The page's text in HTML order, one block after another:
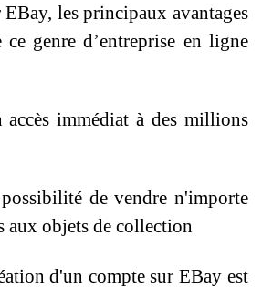
les principaux avantages
genre d’entreprise en ligne
accès immédiat à des millions
de vendre n'importe
aux objets de collection
d'un compte sur EBay est